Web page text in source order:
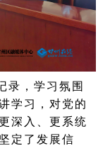
录，学习氛围
学习，对党的
深入、更系统
定了发展信